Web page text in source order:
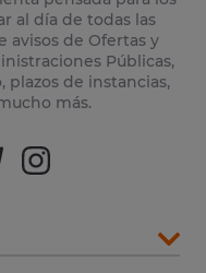
al día de todas las
avisos de Ofertas y
Públicas,
plazos de instancias,
más.